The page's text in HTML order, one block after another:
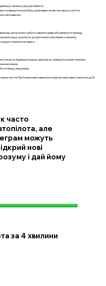
загальну продуктивність.
зосередитися на більш важливих аспектах нашого життя.
свої навички.
ми можемо забути закрити двері або вимкнути прилад.
нашу здатність до критичного мислення та аналізу.
та втрати інтересу.
можуть підвищити вашу свідомість і зменшити ризик помилок.
мислення.
бути більш уважними.
життя. Проте важливо навчитися свідомо ним користуватися, щоб
часто
але
можуть
нові
і дай йому
за 4 хвилини